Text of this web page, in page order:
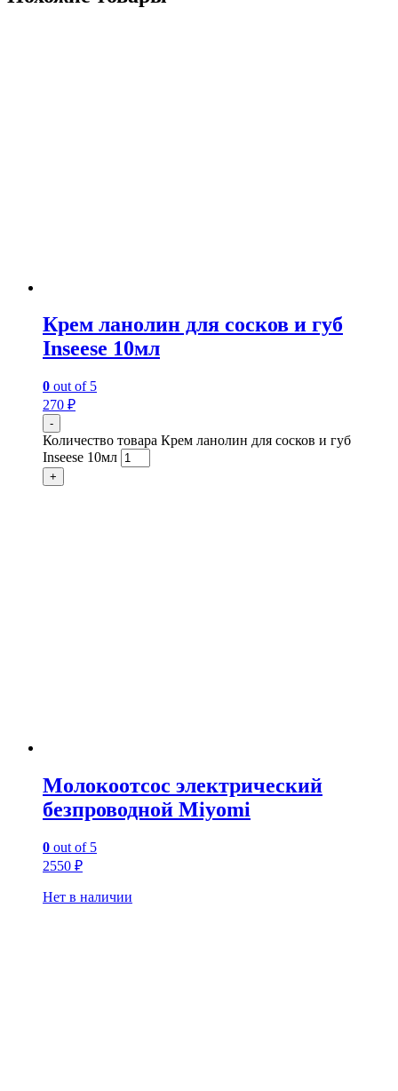
Крем ланолин для сосков и губ
Inseese 10мл
0 out of 5
270 ₽
-
Количество товара Крем ланолин для сосков и губ
Inseese 10мл
+
Молокоотсос электрический
безпроводной Miyomi
0 out of 5
2550 ₽
Нет в наличии